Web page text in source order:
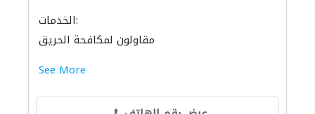
الخدمات:
مقاولون لمكافحة الحريق
See More